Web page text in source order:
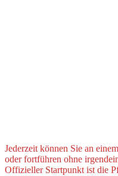
Jederzeit können Sie an
oder fortführen ohne
Offizieller Startpunkt ist die